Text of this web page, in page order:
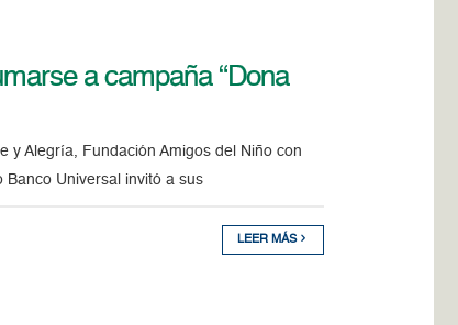
a campaña “Dona
y Alegría, Fundación Amigos del Niño con
Banco Universal invitó a sus
LEER MÁS